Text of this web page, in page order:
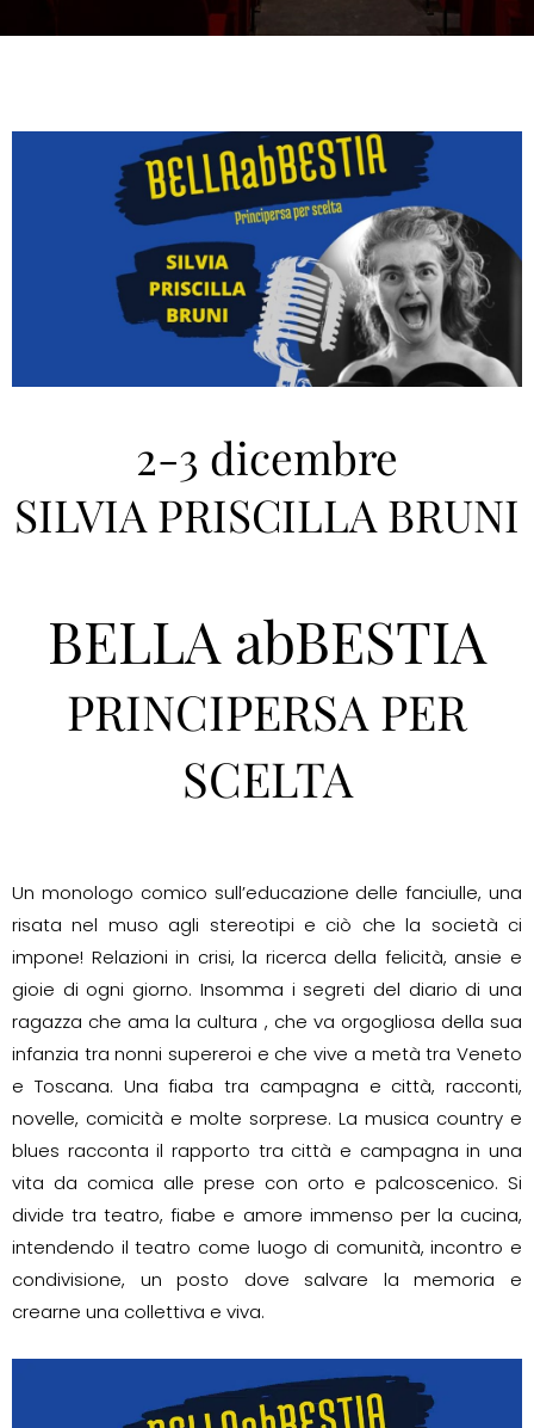
2-3 dicembre
SILVIA PRISCILLA BRUNI
BELLA abBESTIA
PRINCIPERSA PER
SCELTA
Un monologo comico sull’educazione delle fanciulle, una
risata nel muso agli stereotipi e ciò che la società ci
impone! Relazioni in crisi, la ricerca della felicità, ansie e
gioie di ogni giorno. Insomma i segreti del diario di una
ragazza che ama la cultura , che va orgogliosa della sua
infanzia tra nonni supereroi e che vive a metà tra Veneto
e Toscana. Una fiaba tra campagna e città, racconti,
novelle, comicità e molte sorprese. La musica country e
blues racconta il rapporto tra città e campagna in una
vita da comica alle prese con orto e palcoscenico. Si
divide tra teatro, fiabe e amore immenso per la cucina,
intendendo il teatro come luogo di comunità, incontro e
condivisione, un posto dove salvare la memoria e
crearne una collettiva e viva.